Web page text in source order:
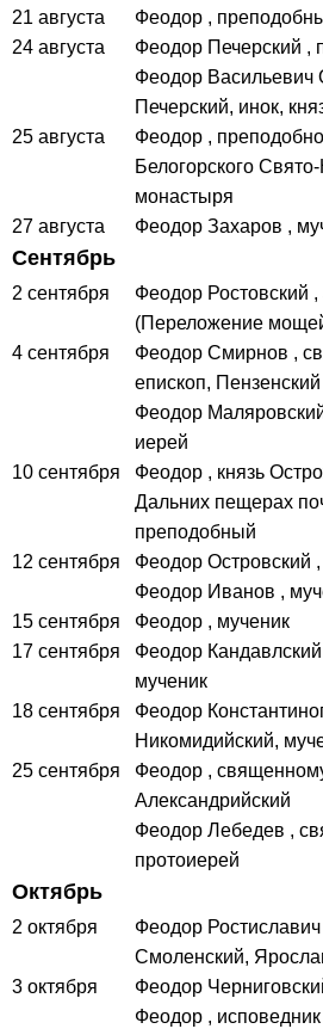
21 августа
Феодор ,
24 августа
Феодор Печерский ,
Феодор Васильевич
Печерский, инок,
25 августа
Феодор ,
Белогорского
монастыря
27 августа
Феодор Захаров ,
Сентябрь
2 сентября Феодор Ростовский ,
(Переложение
4 сентября
Феодор Смирнов ,
епископ, Пензенский
Феодор
иерей
10 сентября
Феодор , князь
Дальних пещерах
преподобный
12 сентября
Феодор Островский
Феодор Иванов ,
15 сентября
Феодор , мученик
17 сентября
Феодор Кандавлский
мученик
18 сентября
Феодор
Никомидийский,
25 сентября
Феодор ,
Александрийский
Феодор Лебедев ,
протоиерей
Октябрь
2 октября Феодор
Смоленский,
3 октября
Феодор
Феодор , исповедник